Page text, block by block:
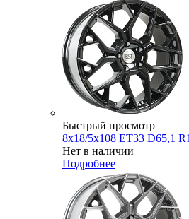
Быстрый просмотр
8x18/5x108 ET33 D65,1
Нет в наличии
Подробнее